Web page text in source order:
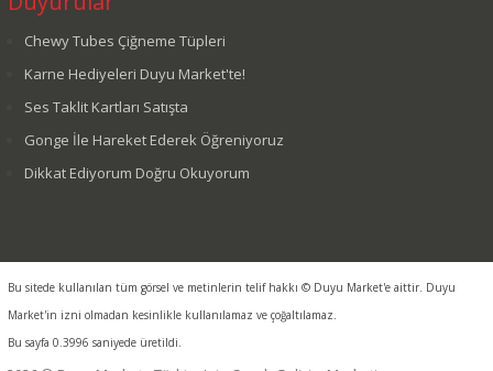
Chewy Tubes Çiğneme Tüpleri
Karne Hediyeleri Duyu Market'te!
Ses Taklit Kartları Satışta
Gonge İle Hareket Ederek Öğreniyoruz
Dikkat Ediyorum Doğru Okuyorum
Bu sitede kullanılan tüm görsel ve metinlerin telif hakkı © Duyu Market'e aittir. Duyu
Market'in izni olmadan kesinlikle kullanılamaz ve çoğaltılamaz.
Bu sayfa 0.3996 saniyede üretildi.